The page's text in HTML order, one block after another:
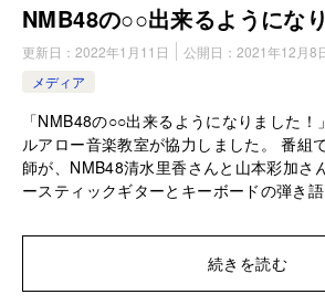
NMB48の○○出来るようにな
更新日： 2022年1月11日 公開日： 2021年12月8
メディア
「NMB48の○○出来るようになりました！
ルアロー音楽教室が協力しました。 番組
師が、NMB48清水里香さんと山本彩加さ
ースティックギターとキーボードの弾き
続きを読む